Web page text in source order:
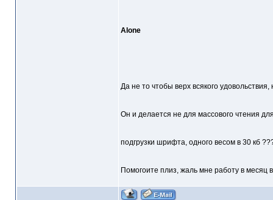
Alone
Да не то чтобы верх всякого
Он и делается не для массового чтения
подгрузки шрифта, одного весом в 30 кб
Помогоите плиз, жаль мне работу в месяц